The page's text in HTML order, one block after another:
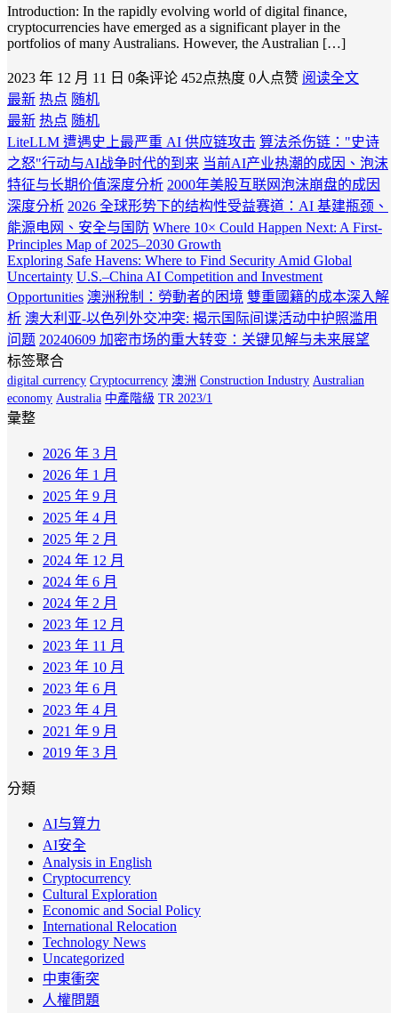
Introduction: In the rapidly evolving world of digital finance,
cryptocurrencies have emerged as a significant player in the
portfolios of many Australians. However, the Australian […]
2023 年 12 月 11 日 0条评论 452点热度 0人点赞 阅读全文
最新 热点 随机
最新 热点 随机
LiteLLM 遭遇史上最严重 AI 供应链攻击 算法杀伤链："史诗
之怒"行动与AI战争时代的到来 当前AI产业热潮的成因、泡沫
特征与长期价值深度分析 2000年美股互联网泡沫崩盘的成因
深度分析 2026 全球形势下的结构性受益赛道：AI 基建瓶颈、
能源电网、安全与国防 Where 10× Could Happen Next: A First-
Principles Map of 2025–2030 Growth
Exploring Safe Havens: Where to Find Security Amid Global
Uncertainty U.S.–China AI Competition and Investment
Opportunities 澳洲稅制：勞動者的困境 雙重國籍的成本深入解
析 澳大利亚-以色列外交冲突: 揭示国际间谍活动中护照滥用
问题 20240609 加密市场的重大转变：关键见解与未来展望
标签聚合
digital currency Cryptocurrency 澳洲 Construction Industry Australian
economy Australia 中產階級 TR 2023/1
彙整
2026 年 3 月
2026 年 1 月
2025 年 9 月
2025 年 4 月
2025 年 2 月
2024 年 12 月
2024 年 6 月
2024 年 2 月
2023 年 12 月
2023 年 11 月
2023 年 10 月
2023 年 6 月
2023 年 4 月
2021 年 9 月
2019 年 3 月
分類
AI与算力
AI安全
Analysis in English
Cryptocurrency
Cultural Exploration
Economic and Social Policy
International Relocation
Technology News
Uncategorized
中東衝突
人權問題